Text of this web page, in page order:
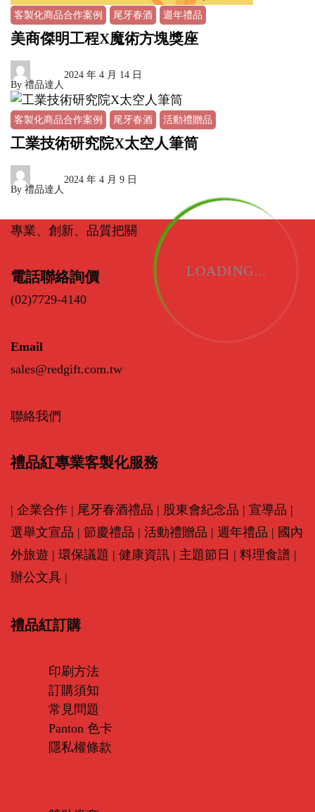
LOADING...
客製化商品合作案例 尾牙春酒 週年禮品
美商傑明工程X魔術方塊獎座
By 禮品達人
2024 年 4 月 14 日
客製化商品合作案例 尾牙春酒 活動禮贈品
工業技術研究院X太空人筆筒
By 禮品達人
2024 年 4 月 9 日
專業、創新、品質把關
電話聯絡詢價
(02)7729-4140
Email
sales@redgift.com.tw
聯絡我們
禮品紅專業客製化服務
| 企業合作 | 尾牙春酒禮品 | 股東會紀念品 | 宣導品 |
選舉文宣品 | 節慶禮品 | 活動禮贈品 | 週年禮品 | 國內
外旅遊 | 環保議題 | 健康資訊 | 主題節日 | 料理食譜 |
辦公文具 |
禮品紅訂購
印刷方法
訂購須知
常見問題
Panton 色卡
隱私權條款